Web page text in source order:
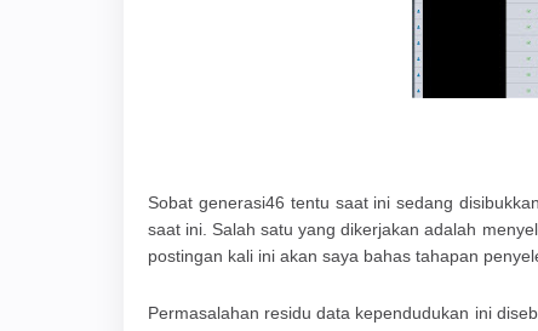
Sobat generasi46 tentu saat ini sedang
saat ini. Salah satu yang dikerjakan adalah
postingan kali ini akan saya bahas tahapan
Permasalahan residu data kependudukan ini